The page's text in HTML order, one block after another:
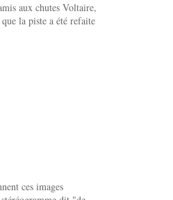
aux chutes Voltaire,
la piste a été refaite
ces images